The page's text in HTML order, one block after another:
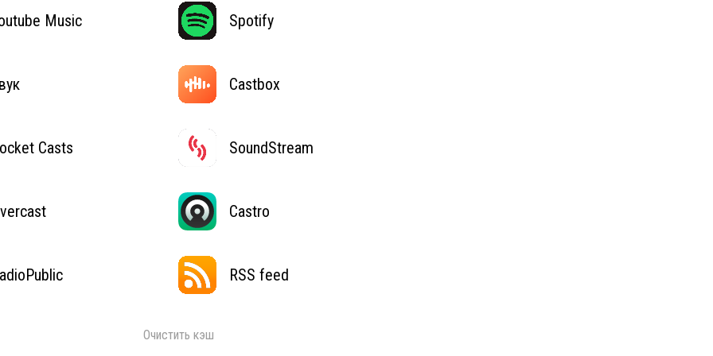
Music Spotify
Castbox
Casts SoundStream
Castro
RSS feed
Очистить кэш